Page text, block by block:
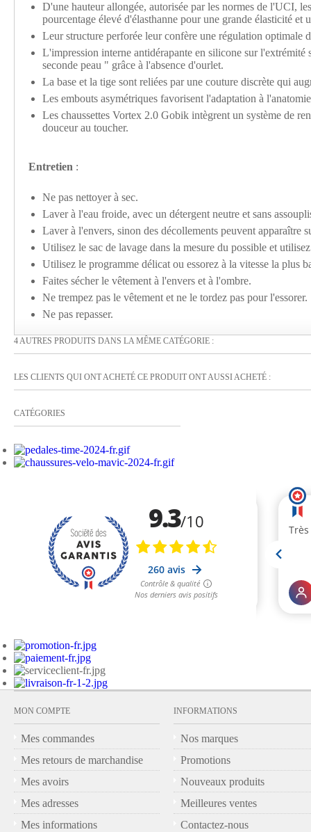
D'une hauteur allongée, autorisée par les normes de l'UCI,
pourcentage élevé d'élasthanne pour une grande élasticité et
Leur structure perforée leur confère une régulation optimale
L'impression interne antidérapante en silicone sur
seconde peau " grâce à l'absence d'ourlet.
La base et la tige sont reliées par une couture discrète qui
Les embouts asymétriques favorisent l'adaptation à
Les chaussettes Vortex 2.0 Gobik intègrent un système de
douceur au toucher.
Entretien :
Ne pas nettoyer à sec.
Laver à l'eau froide, avec un détergent neutre et sans
Laver à l'envers, sinon des décollements peuvent apparaître
Utilisez le sac de lavage dans la mesure du possible et
Utilisez le programme délicat ou essorez à la vitesse la plus
Faites sécher le vêtement à l'envers et à l'ombre.
Ne trempez pas le vêtement et ne le tordez pas pour l'essorer.
Ne pas repasser.
4 AUTRES PRODUITS DANS LA MÊME CATÉGORIE :
LES CLIENTS QUI ONT ACHETÉ CE PRODUIT ONT AUSSI ACHETÉ :
CATÉGORIES
MON COMPTE
Mes commandes
Mes retours de marchandise
Mes avoirs
Mes adresses
Mes informations
INFORMATIONS
Nos marques
Promotions
Nouveaux produits
Meilleures ventes
Contactez-nous